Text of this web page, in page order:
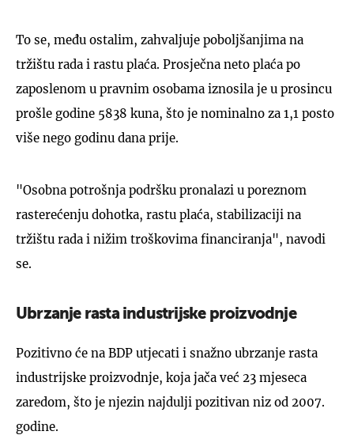
To se, među ostalim, zahvaljuje poboljšanjima na
tržištu rada i rastu plaća. Prosječna neto plaća po
zaposlenom u pravnim osobama iznosila je u prosincu
prošle godine 5838 kuna, što je nominalno za 1,1 posto
više nego godinu dana prije.
"Osobna potrošnja podršku pronalazi u poreznom
rasterećenju dohotka, rastu plaća, stabilizaciji na
tržištu rada i nižim troškovima financiranja", navodi
se.
Ubrzanje rasta industrijske proizvodnje
Pozitivno će na BDP utjecati i snažno ubrzanje rasta
industrijske proizvodnje, koja jača već 23 mjeseca
zaredom, što je njezin najdulji pozitivan niz od 2007.
godine.